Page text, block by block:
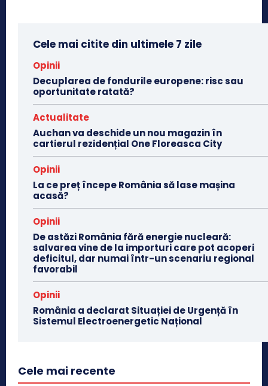
Cele mai citite din ultimele 7 zile
Opinii
Decuplarea de fondurile europene: risc sau
oportunitate ratată?
Actualitate
Auchan va deschide un nou magazin în
cartierul rezidențial One Floreasca City
Opinii
La ce preț începe România să lase mașina
acasă?
Opinii
De astăzi România fără energie nucleară:
salvarea vine de la importuri care pot acoperi
deficitul, dar numai într-un scenariu regional
favorabil
Opinii
România a declarat Situației de Urgență în
Sistemul Electroenergetic Național
Cele mai recente